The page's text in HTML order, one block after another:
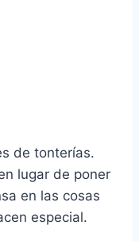
de tonterías.
lugar de poner
en las cosas
especial.